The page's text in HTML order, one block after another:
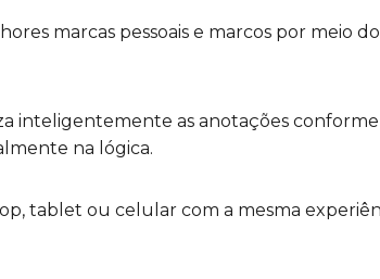
marcas pessoais e marcos por meio
inteligentemente as anotações conforme
na lógica.
tablet ou celular com a mesma